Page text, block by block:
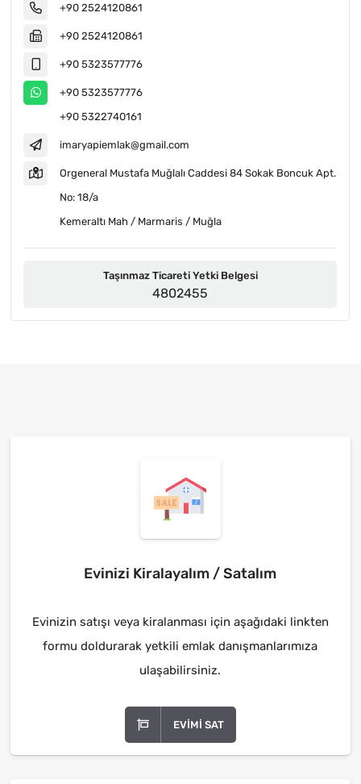
+90 2524120861
+90 2524120861
+90 5323577776
+90 5323577776
+90 5322740161
imaryapiemlak@gmail.com
Orgeneral Mustafa Muğlalı Caddesi 84 Sokak Boncuk Apt.
No: 18/a
Kemeraltı Mah / Marmaris / Muğla
Taşınmaz Ticareti Yetki Belgesi
4802455
Evinizi Kiralayalım / Satalım
Evinizin satışı veya kiralanması için aşağıdaki linkten
formu doldurarak yetkili emlak danışmanlarımıza
ulaşabilirsiniz.
EVIMI SAT